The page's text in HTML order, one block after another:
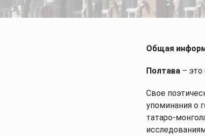
Общая
Полтава – это
Свое
упоминания о
татаро-